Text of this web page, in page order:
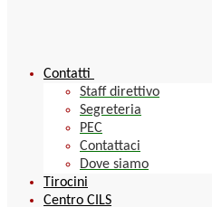
Contatti
Staff direttivo
Segreteria
PEC
Contattaci
Dove siamo
Tirocini
Centro CILS